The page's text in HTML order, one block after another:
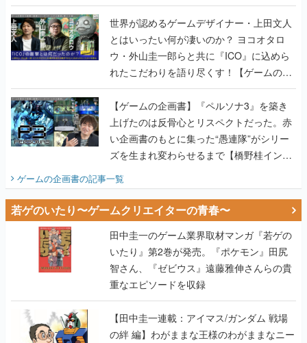
世界が認めるゲームデザイナー・上田文人
とはいったい何が凄いのか？ ヨコオタロ
ウ・外山圭一郎らと共に『ICO』に込めら
れたこだわりを語り尽くす！【ゲームの企
画書】
【ゲームの企画書】『ペルソナ3』を築き
上げたのは反骨心とリスペクトだった。赤
い企画書のもとに集った“愚連隊”がシリー
ズを生まれ変わらせるまで【橋野桂インタ
ビュー】
ゲームの企画書の記事一覧
若ゲのいたり〜ゲームクリエイターの青春〜
田中圭一のゲーム業界取材マンガ『若ゲの
いたり』第2巻が発売。『ポケモン』田尻
智さん、『ゼビウス』遠藤雅伸さんらの貴
重なエピソードを収録
【田中圭一連載：アイマス/ガンダム 戦場
の絆 編】わがままな王様のわがままなニー